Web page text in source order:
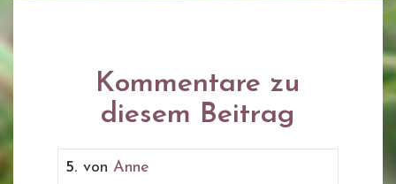
Kommentare zu
diesem Beitrag
5. von Anne